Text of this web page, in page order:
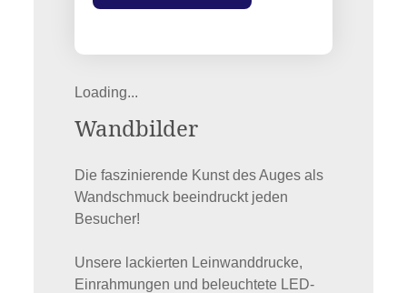
Loading...
Wandbilder
Die faszinierende Kunst des Auges als
Wandschmuck beeindruckt jeden
Besucher!
Unsere lackierten Leinwanddrucke,
Einrahmungen und beleuchtete LED-